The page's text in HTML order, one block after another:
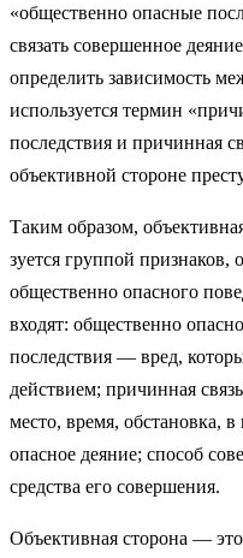
«общественно опасные
связать совершенное
определить зависимость
используется термин
последствия и причинная
объективной стороне
Таким образом,
зуется группой
общественно опасного
входят: общественно
последст­вия — вред,
действием; при­чинная
место, время, обстановка,
опасное деяние; способ
средства его совершения.
Объективная сторона —